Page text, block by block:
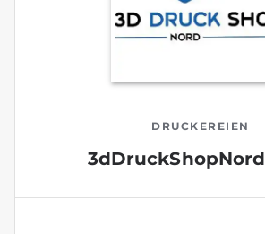
DRUCKEREIEN
3dDruckShopNord